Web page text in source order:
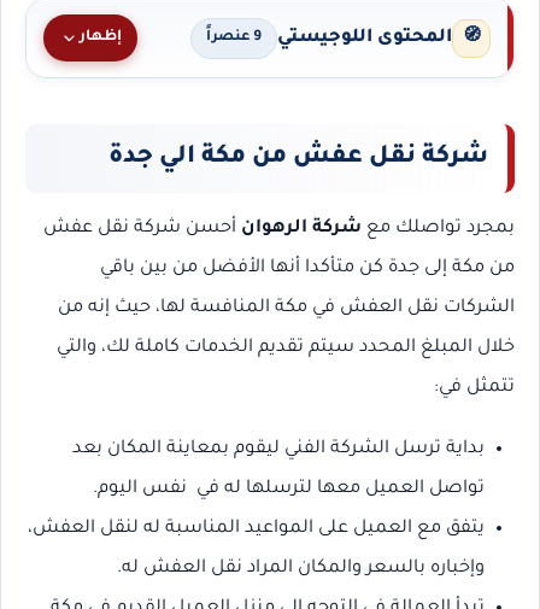
🧭 المحتوى اللوجيستي 9 عنصراً إظهار
شركة نقل عفش من مكة الي جدة
بمجرد تواصلك مع شركة الرهوان أحسن شركة نقل عفش
من مكة إلى جدة كن متأكدا أنها الأفضل من بين باقي
الشركات نقل العفش في مكة المنافسة لها، حيث إنه من
خلال المبلغ المحدد سيتم تقديم الخدمات كاملة لك، والتي
تتمثل في:
بداية ترسل الشركة الفني ليقوم بمعاينة المكان بعد
تواصل العميل معها لترسلها له في نفس اليوم.
يتفق مع العميل على المواعيد المناسبة له لنقل العفش،
وإخباره بالسعر والمكان المراد نقل العفش له.